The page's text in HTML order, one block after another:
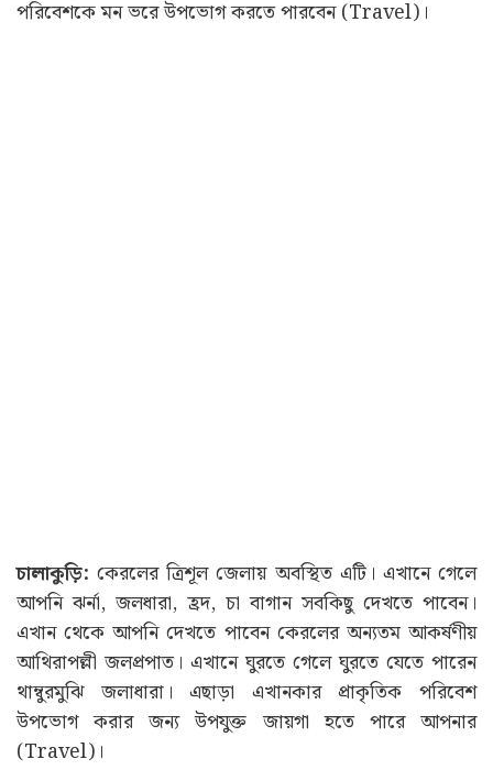
পরিবেশকে মন ভরে উপভোগ করতে পারবেন (Travel)।
চালাকুড়ি: কেরলের ত্রিশূল জেলায় অবস্থিত এটি। এখানে গেলে
আপনি ঝর্না, জলধারা, হ্রদ, চা বাগান সবকিছু দেখতে পাবেন।
এখান থেকে আপনি দেখতে পাবেন কেরলের অন্যতম আকর্ষণীয়
আথিরাপল্লী জলপ্রপাত। এখানে ঘুরতে গেলে ঘুরতে যেতে পারেন
থাম্বুরমুঝি জলাধারা। এছাড়া এখানকার প্রাকৃতিক পরিবেশ
উপভোগ করার জন্য উপযুক্ত জায়গা হতে পারে আপনার
(Travel)।